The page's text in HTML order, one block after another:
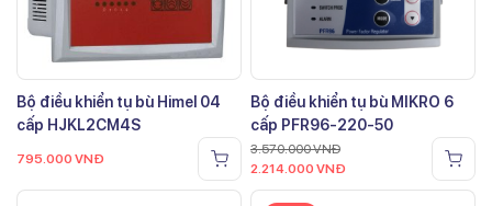
Bộ điều khiển tụ bù Himel 04
cấp HJKL2CM4S
795.000 VNĐ
Bộ điều khiển tụ bù MIKRO 6
cấp PFR96-220-50
3.570.000VNĐ
2.214.000 VNĐ